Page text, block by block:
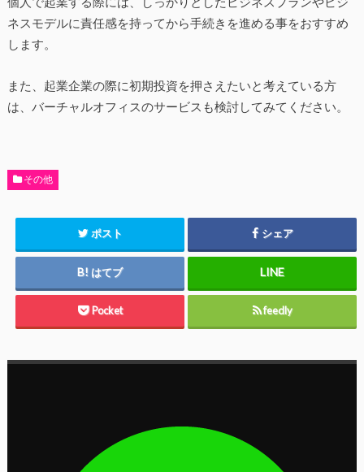
ネスモデルに責任感を持ってから手続きを進める事をおすすめ
します。
また、起業企業の際に初期投資を押さえたいと考えている方
は、バーチャルオフィスのサービスも検討してみてください。
その他
ポスト シェア
はてブ
Pocket feedly